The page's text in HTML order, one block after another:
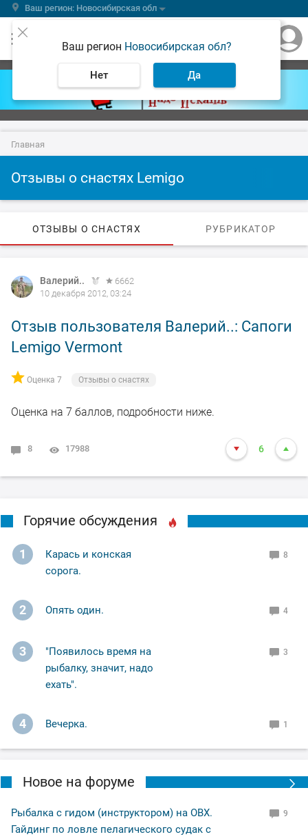
Ваш регион: Новосибирская обл
Ваш регион Новосибирская обл?
Нет Да
Главная
Отзывы о снастях Lemigo
ОТЗЫВЫ О СНАСТЯХ РУБРИКАТОР
Валерий..
6662
10 декабря 2012, 03:24
Отзыв пользователя Валерий..: Сапоги
Lemigo Vermont
Оценка 7 Отзывы о снастях
Оценка на 7 баллов, подробности ниже.
8 17988 6
Горячие обсуждения
1
Карась и конская
сорога.
8
2 Опять один. 4
3
"Появилось время на
рыбалку, значит, надо
ехать".
3
4 Вечерка. 1
Новое на форуме
Рыбалка с гидом (инструктором) на ОВХ.
Гайдинг по ловле пелагического судак с
9